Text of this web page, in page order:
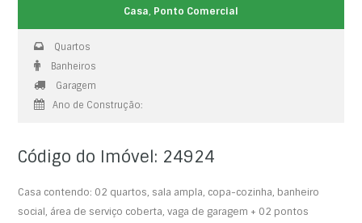
Casa, Ponto Comercial
Quartos
Banheiros
Garagem
Ano de Construção:
Código do Imóvel: 24924
Casa contendo: 02 quartos, sala ampla, copa-cozinha, banheiro
social, área de serviço coberta, vaga de garagem + 02 pontos